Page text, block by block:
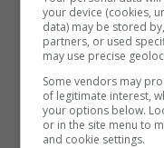
your device (cookies,
data) may be stored
partners, or used
may use precise
Some vendors may
of legitimate interest,
your options below.
or in the site menu to
and cookie settings.